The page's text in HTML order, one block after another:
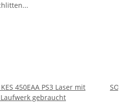
450EAA PS3 Laser mit
gebraucht